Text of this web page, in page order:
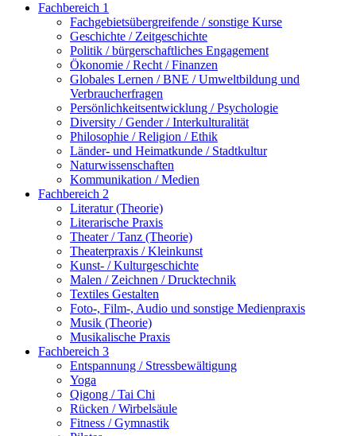
Fachbereich 1
Fachgebietsübergreifende / sonstige Kurse
Geschichte / Zeitgeschichte
Politik / bürgerschaftliches Engagement
Ökonomie / Recht / Finanzen
Globales Lernen / BNE / Umweltbildung und
Verbraucherfragen
Persönlichkeitsentwicklung / Psychologie
Diversity / Gender / Interkulturalität
Philosophie / Religion / Ethik
Länder- und Heimatkunde / Stadtkultur
Naturwissenschaften
Kommunikation / Medien
Fachbereich 2
Literatur (Theorie)
Literarische Praxis
Theater / Tanz (Theorie)
Theaterpraxis / Kleinkunst
Kunst- / Kulturgeschichte
Malen / Zeichnen / Drucktechnik
Textiles Gestalten
Foto-, Film-, Audio und sonstige Medienpraxis
Musik (Theorie)
Musikalische Praxis
Fachbereich 3
Entspannung / Stressbewältigung
Yoga
Qigong / Tai Chi
Rücken / Wirbelsäule
Fitness / Gymnastik